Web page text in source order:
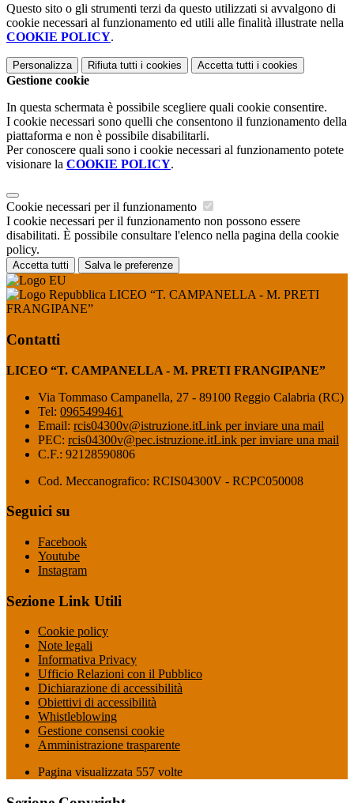
Questo sito o gli strumenti terzi da questo utilizzati si avvalgono di
cookie necessari al funzionamento ed utili alle finalità illustrate nella
COOKIE POLICY.
Personalizza Rifiuta tutti i cookies Accetta tutti i cookies
Gestione cookie
In questa schermata è possibile scegliere quali cookie consentire.
I cookie necessari sono quelli che consentono il funzionamento della
piattaforma e non è possibile disabilitarli.
Per conoscere quali sono i cookie necessari al funzionamento potete
visionare la COOKIE POLICY.
Cookie necessari per il funzionamento
I cookie necessari per il funzionamento non possono essere
disabilitati. È possibile consultare l'elenco nella pagina della cookie
policy.
Accetta tutti Salva le preferenze
LICEO “T. CAMPANELLA - M. PRETI
FRANGIPANE”
Contatti
LICEO “T. CAMPANELLA - M. PRETI FRANGIPANE”
Via Tommaso Campanella, 27 - 89100 Reggio Calabria (RC)
Tel: 0965499461
Email: rcis04300v@istruzione.itLink per inviare una mail
PEC: rcis04300v@pec.istruzione.itLink per inviare una mail
C.F.: 92128590806
Cod. Meccanografico: RCIS04300V - RCPC050008
Seguici su
Facebook
Youtube
Instagram
Sezione Link Utili
Cookie policy
Note legali
Informativa Privacy
Ufficio Relazioni con il Pubblico
Dichiarazione di accessibilità
Obiettivi di accessibilità
Whistleblowing
Gestione consensi cookie
Amministrazione trasparente
Pagina visualizzata 557 volte